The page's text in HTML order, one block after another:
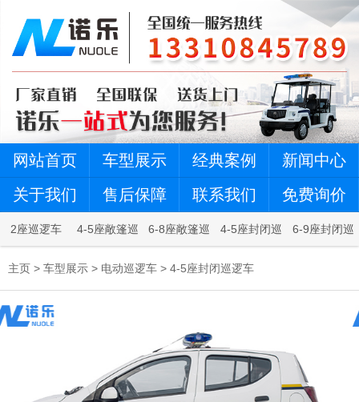
网站首页 车型展示 经典案例
新闻中心
关于我们
售后保障 联系我们 免费询价
2座巡逻车 4-5座敞篷巡
逻车
6-8座敞篷巡
逻车
4-5座封闭巡
逻车
6-9座封闭巡
主页 > 车型展示 > 电动巡逻车 > 4-5座封闭巡逻车